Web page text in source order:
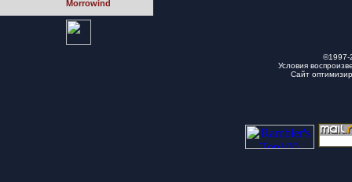
Morrowind
Условия
Сайт